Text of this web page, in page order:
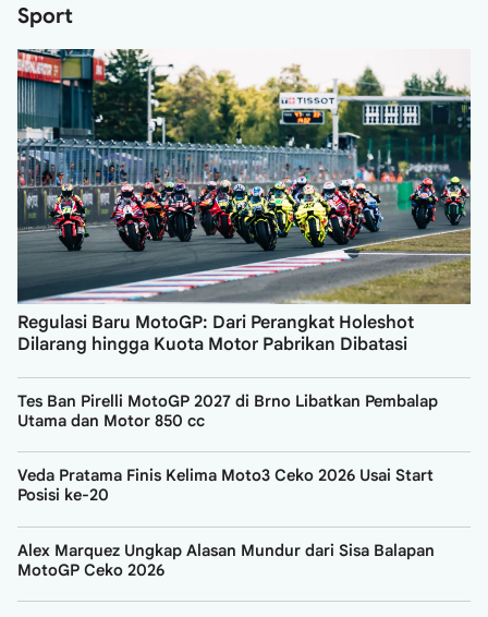
Sport
Regulasi Baru MotoGP: Dari Perangkat Holeshot
Dilarang hingga Kuota Motor Pabrikan Dibatasi
Tes Ban Pirelli MotoGP 2027 di Brno Libatkan Pembalap
Utama dan Motor 850 cc
Veda Pratama Finis Kelima Moto3 Ceko 2026 Usai Start
Posisi ke-20
Alex Marquez Ungkap Alasan Mundur dari Sisa Balapan
MotoGP Ceko 2026